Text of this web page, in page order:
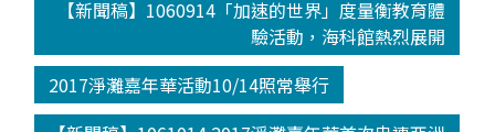
【新聞稿】1060914「加速的世界」度量衡教育體
驗活動，海科館熱烈展開
2017淨灘嘉年華活動10/14照常舉行